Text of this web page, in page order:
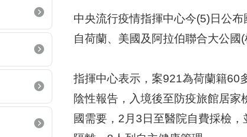
中央流行疫情指揮中心今(5)日公
自荷蘭、美國及阿拉伯聯合大公國(
指揮中心表示，案921為荷蘭籍60
陰性報告，入境後至防疫旅館居
國需要，2月3日至醫院自費採檢